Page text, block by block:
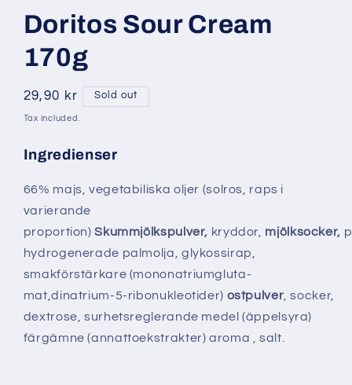
Doritos Sour Cream
170g
Regular
price
29,90 kr Sold out
Tax included.
Ingredienserf
r
D
o
o
s
66% majs, vegetabiliska oljer (solros, raps i
varierande
proportion) Skummjölkspulver, kryddor, mjölksocker,
hydrogenerade palmolja, glykossirap,
smakförstärkare (mononatriumgluta-
mat,dinatrium-5-ribonukleotider) ostpulver , socker,
dextrose, surhetsreglerande medel (äppelsyra)
färgämne (annattoekstrakter) aroma , salt.